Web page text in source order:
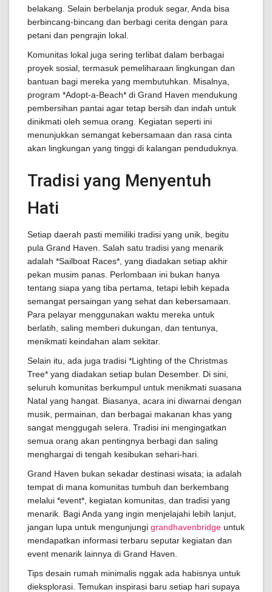
belakang. Selain berbelanja produk segar, Anda bisa
berbincang-bincang dan berbagi cerita dengan para
petani dan pengrajin lokal.
Komunitas lokal juga sering terlibat dalam berbagai
proyek sosial, termasuk pemeliharaan lingkungan dan
bantuan bagi mereka yang membutuhkan. Misalnya,
program *Adopt-a-Beach* di Grand Haven mendukung
pembersihan pantai agar tetap bersih dan indah untuk
dinikmati oleh semua orang. Kegiatan seperti ini
menunjukkan semangat kebersamaan dan rasa cinta
akan lingkungan yang tinggi di kalangan penduduknya.
Tradisi yang Menyentuh
Hati
Setiap daerah pasti memiliki tradisi yang unik, begitu
pula Grand Haven. Salah satu tradisi yang menarik
adalah *Sailboat Races*, yang diadakan setiap akhir
pekan musim panas. Perlombaan ini bukan hanya
tentang siapa yang tiba pertama, tetapi lebih kepada
semangat persaingan yang sehat dan kebersamaan.
Para pelayar menggunakan waktu mereka untuk
berlatih, saling memberi dukungan, dan tentunya,
menikmati keindahan alam sekitar.
Selain itu, ada juga tradisi *Lighting of the Christmas
Tree* yang diadakan setiap bulan Desember. Di sini,
seluruh komunitas berkumpul untuk menikmati suasana
Natal yang hangat. Biasanya, acara ini diwarnai dengan
musik, permainan, dan berbagai makanan khas yang
sangat menggugah selera. Tradisi ini mengingatkan
semua orang akan pentingnya berbagi dan saling
menghargai di tengah kesibukan sehari-hari.
Grand Haven bukan sekadar destinasi wisata; ia adalah
tempat di mana komunitas tumbuh dan berkembang
melalui *event*, kegiatan komunitas, dan tradisi yang
menarik. Bagi Anda yang ingin menjelajahi lebih lanjut,
jangan lupa untuk mengunjungi grandhavenbridge untuk
mendapatkan informasi terbaru seputar kegiatan dan
event menarik lainnya di Grand Haven.
Tips desain rumah minimalis nggak ada habisnya untuk
dieksplorasi. Temukan inspirasi baru setiap hari supaya